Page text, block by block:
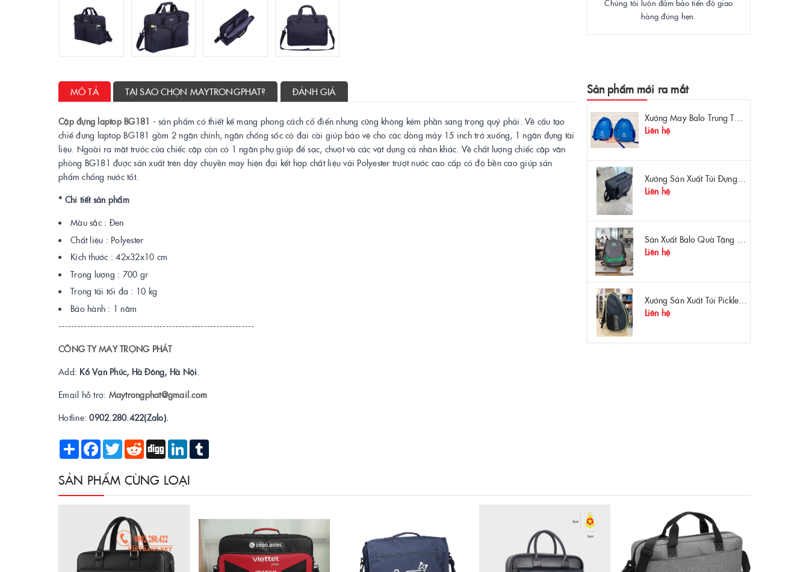
Chúng tôi luôn đảm bảo tiến độ giao
hàng đúng hẹn.
MÔ TẢ TẠI SAO CHỌN MAYTRONGPHAT? ĐÁNH GIÁ
Cặp đựng laptop BG181 - sản phẩm có thiết kế mang phong cách cổ điển nhưng cũng không kém phần sang trọng quý phái. Về cấu tạo
chiế đựng laptop BG181 gồm 2 ngăn chính, ngăn chống sốc có đai cài giúp bảo vệ cho các dòng máy 15 inch trở xuống, 1 ngăn đựng tài
liệu. Ngoài ra mặt trước của chiếc cặp còn có 1 ngăn phụ giúp để sạc, chuột và các vật dụng cá nhân khác. Về chất lượng chiếc cặp văn
phòng BG181 được sản xuất trên dây chuyền may hiện đại kết hợp chất liệu vải Polyester trượt nước cao cấp có độ bền cao giúp sản
phẩm chống nước tốt.
* Chi tiết sản phẩm
Màu sắc : Đen
Chất liệu : Polyester
Kích thước : 42x32x10 cm
Trọng lượng : 700 gr
Trọng tải tối đa : 10 kg
Bảo hành : 1 năm
--------------------------------------------------------------
CÔNG TY MAY TRỌNG PHÁT
Add: K6 Vạn Phúc, Hà Đông, Hà Nội
Email hỗ trợ: Maytrongphat@gmail.com
Hotline:0902.280.422(Zalo).
Share Facebook
Twitter Reddit Digg LinkedIn
Sản phẩm mới ra mắt
Xưởng May Balo Trung Tâm Ngoại Ngữ Apollo In Logo Giá Rẻ Tại Xưởng
Liên hệ
Xưởng Sản Xuất Túi Đựng Máy Đo OTDR Chất Lượng – Chống Va Đập, Giá Tận Xưởng
Liên hệ
Sản Xuất Balo Quà Tặng Dược Phẩm Hoa Linh - Giá Gốc Tại Xưởng
Liên hệ
Xưởng Sản Xuất Túi Pickleball Theo Yêu Cầu – Chất Lượng, Bền Bỉ, Thiết Kế Độc Quyền
Liên hệ
SẢN PHẨM CÙNG LOẠI